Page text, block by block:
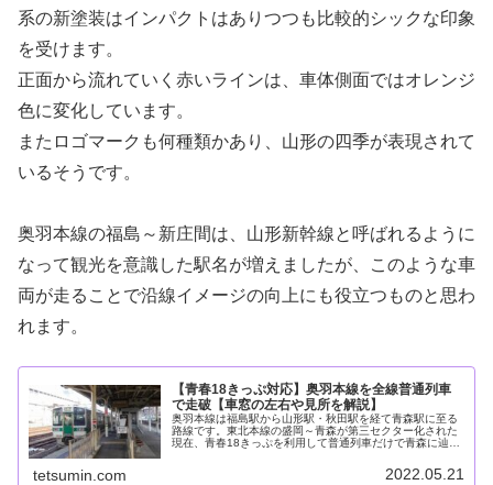
系の新塗装はインパクトはありつつも比較的シックな印象
を受けます。
正面から流れていく赤いラインは、車体側面ではオレンジ
色に変化しています。
またロゴマークも何種類かあり、山形の四季が表現されて
いるそうです。
奥羽本線の福島～新庄間は、山形新幹線と呼ばれるように
なって観光を意識した駅名が増えましたが、このような車
両が走ることで沿線イメージの向上にも役立つものと思わ
れます。
【青春18きっぷ対応】奥羽本線を全線普通列車
で走破【車窓の左右や見所を解説】
奥羽本線は福島駅から山形駅・秋田駅を経て青森駅に至る
路線です。東北本線の盛岡～青森が第三セクター化された
現在、青春18きっぷを利用して普通列車だけで青森に辿り
tetsumin.com 2022.05.21